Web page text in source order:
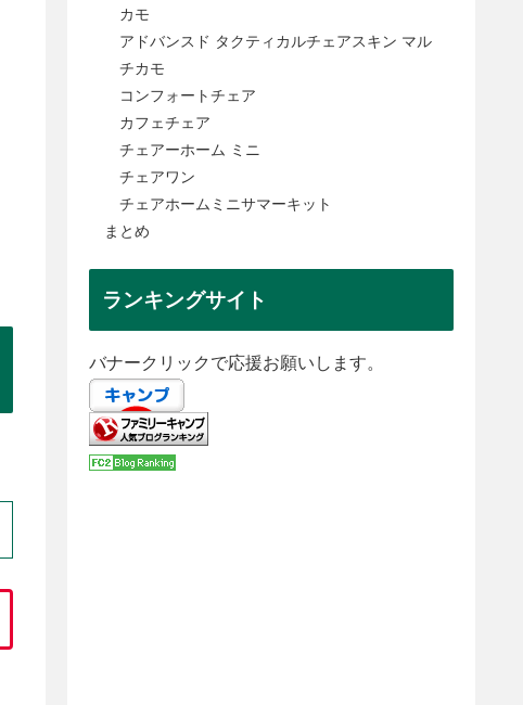
カモ
アドバンスド タクティカルチェアスキン マル
チカモ
コンフォートチェア
カフェチェア
チェアーホーム ミニ
チェアワン
チェアホームミニサマーキット
まとめ
ランキングサイト
バナークリックで応援お願いします。